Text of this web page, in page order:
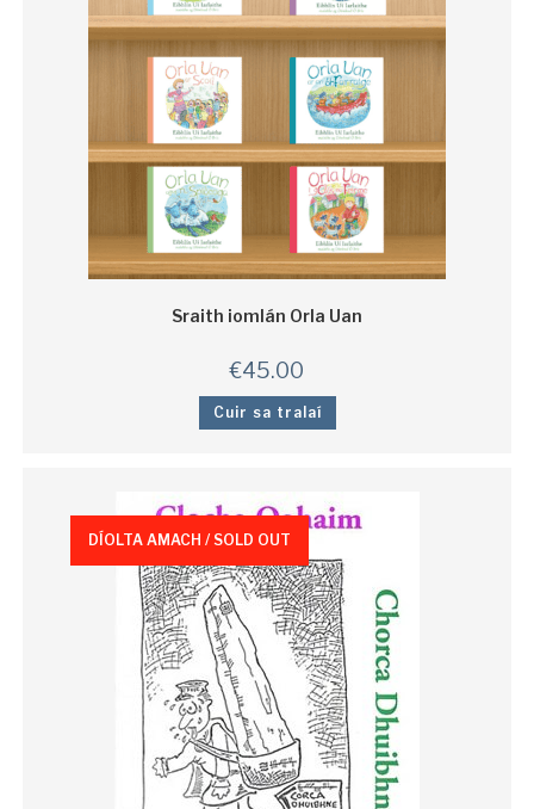
Sraith iomlán Orla Uan
€45.00
Cuir sa tralaí
DÍOLTA AMACH / SOLD OUT